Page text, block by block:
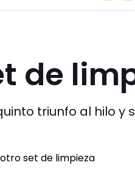
de
triunfo al hilo y